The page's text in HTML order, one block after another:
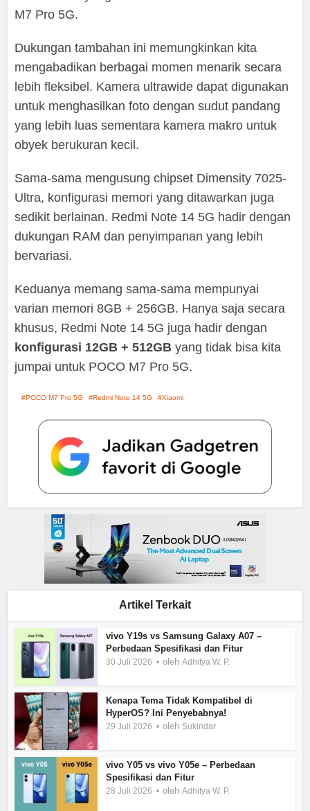
M7 Pro 5G.
Dukungan tambahan ini memungkinkan kita
mengabadikan berbagai momen menarik secara
lebih fleksibel. Kamera ultrawide dapat digunakan
untuk menghasilkan foto dengan sudut pandang
yang lebih luas sementara kamera makro untuk
obyek berukuran kecil.
Sama-sama mengusung chipset Dimensity 7025-
Ultra, konfigurasi memori yang ditawarkan juga
sedikit berlainan. Redmi Note 14 5G hadir dengan
dukungan RAM dan penyimpanan yang lebih
bervariasi.
Keduanya memang sama-sama mempunyai
varian memori 8GB + 256GB. Hanya saja secara
khusus, Redmi Note 14 5G juga hadir dengan
konfigurasi 12GB + 512GB yang tidak bisa kita
jumpai untuk POCO M7 Pro 5G.
POCO M7 Pro 5G Redmi Note 14 5G Xiaomi
Artikel Terkait
vivo Y19s vs Samsung Galaxy A07 –
Perbedaan Spesifikasi dan Fitur
30 Juli 2026 olehAdhitya W. P.
Kenapa Tema Tidak Kompatibel di
HyperOS? Ini Penyebabnya!
29 Juli 2026 oleh Sukindar
vivo Y05 vs vivo Y05e – Perbedaan
Spesifikasi dan Fitur
28 Juli 2026 olehAdhitya W. P.